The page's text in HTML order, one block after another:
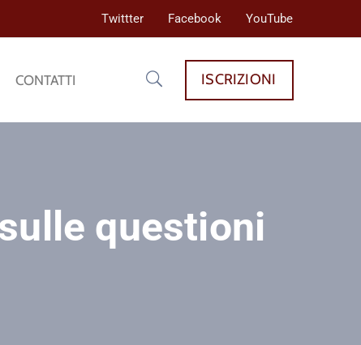
Twittter Facebook YouTube
CONTATTI ISCRIZIONI
questioni